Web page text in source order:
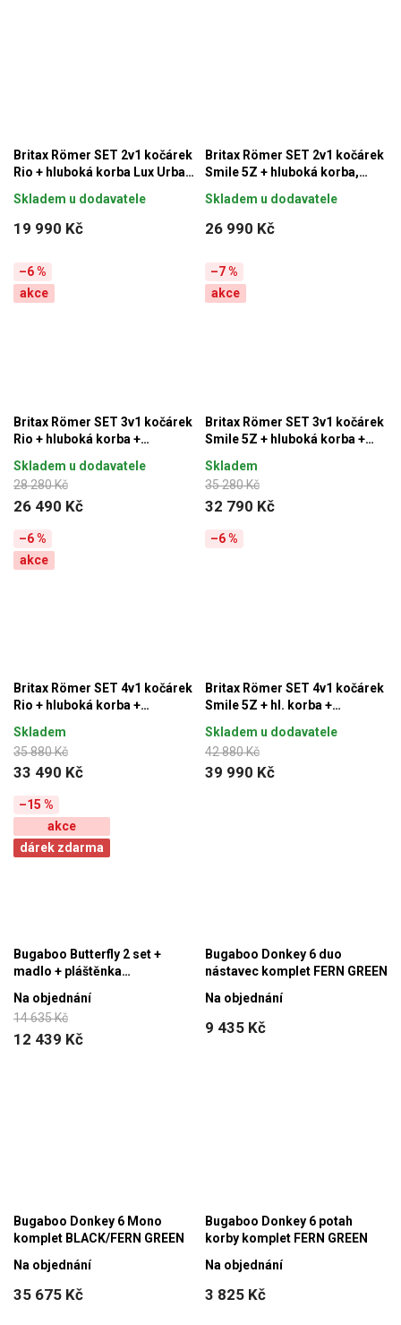
Britax Römer SET 2v1 kočárek
Rio + hluboká korba Lux Urban
19 990 Kč
Skladem u dodavatele
Britax Römer SET 2v1 kočárek
Smile 5Z + hluboká korba,
26 990 Kč
Skladem u dodavatele
–6 %
akce
Britax Römer SET 3v1 kočárek
Rio + hluboká korba +
Lux Urban Olive
28 280 Kč
26 490 Kč
Skladem u dodavatele
–7 %
akce
Britax Römer SET 3v1 kočárek
Smile 5Z + hluboká korba +
Lux, Urban Olive
35 280 Kč
32 790 Kč
Skladem
–6 %
akce
Britax Römer SET 4v1 kočárek
Rio + hluboká korba +
Vario Base 5Z Lux, Urban Olive
35 880 Kč
33 490 Kč
Skladem
–6 %
Britax Römer SET 4v1 kočárek
Smile 5Z + hl. korba +
Vario Base 5Z Lux, Urban Olive
42 880 Kč
39 990 Kč
Skladem u dodavatele
–15 %
akce
dárek zdarma
Bugaboo Butterfly 2 set +
madlo + pláštěnka
14 635 Kč
12 439 Kč
Na objednání
Bugaboo Donkey 6 duo
nástavec komplet FERN GREEN
9 435 Kč
Na objednání
Bugaboo Donkey 6 Mono
komplet BLACK/FERN GREEN
35 675 Kč
Na objednání
Bugaboo Donkey 6 potah
korby komplet FERN GREEN
3 825 Kč
Na objednání